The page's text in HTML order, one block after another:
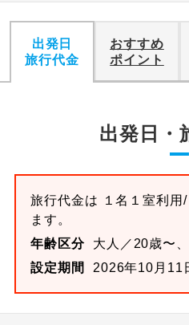
出発日
旅行代金
おすすめ
ポイント
出発日・
旅行代金は １名１室利用
ます。
年齢区分
大人／20歳〜
設定期間
2026年10月11
おひとり様バ
ス2席利用
す。